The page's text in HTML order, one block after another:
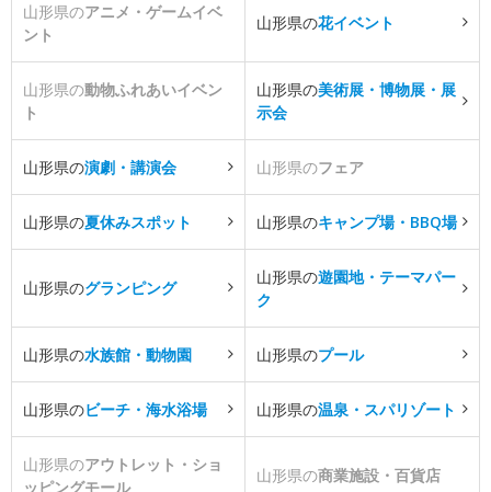
山形県のアニメ・ゲームイベ
ント
山形県の花イベント
山形県の動物ふれあいイベン
ト
山形県の美術展・博物展・展
示会
山形県の演劇・講演会 山形県のフェア
山形県の夏休みスポット 山形県のキャンプ場・BBQ場
山形県のグランピング
山形県の遊園地・テーマパー
ク
山形県の水族館・動物園 山形県のプール
山形県のビーチ・海水浴場 山形県の温泉・スパリゾート
山形県のアウトレット・ショ
ッピングモール
山形県の商業施設・百貨店